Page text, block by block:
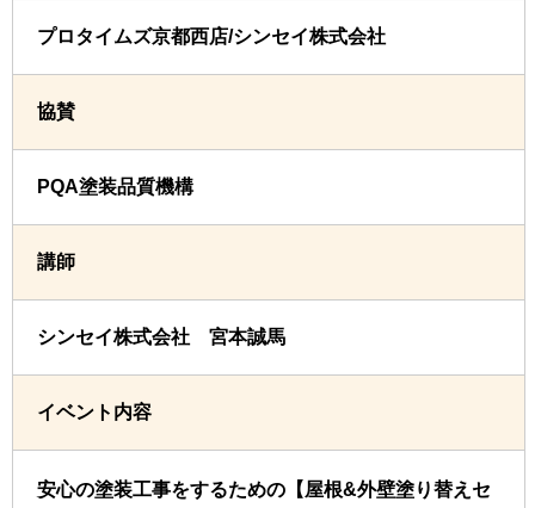
プロタイムズ京都西店/シンセイ株式会社
協賛
PQA塗装品質機構
講師
シンセイ株式会社 宮本誠馬
イベント内容
安心の塗装工事をするための【屋根&外壁塗り替えセ